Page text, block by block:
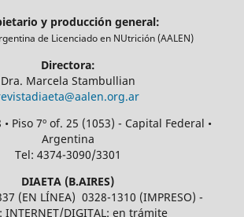
y producción general:
de Licenciado en NUtrición (AALEN)
Directora:
Dra. Marcela Stambullian
Piso 7º of. 25 (1053) - Capital Federal •
Argentina
Tel: 4374-3090/3301
DIAETA (B.AIRES)
(EN LÍNEA) 0328-1310 (IMPRESO) -
INTERNET/DIGITAL: en trámite